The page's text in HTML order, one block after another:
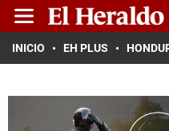
INICIO EH PLUS